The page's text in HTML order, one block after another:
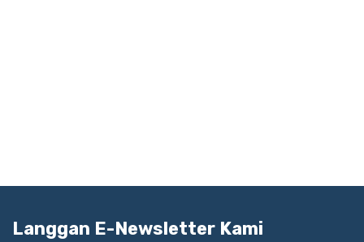
Langgan E-Newsletter Kami